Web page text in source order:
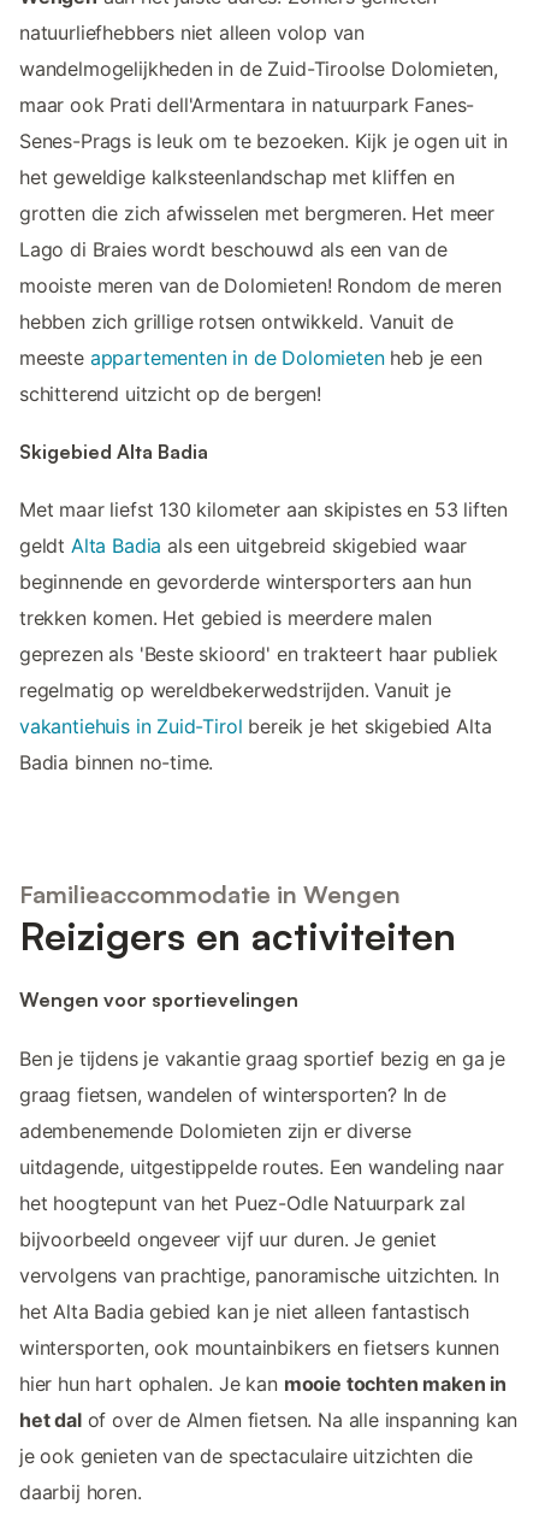
natuurliefhebbers niet alleen volop van
wandelmogelijkheden in de Zuid-Tiroolse Dolomieten,
maar ook Prati dell'Armentara in natuurpark Fanes-
Senes-Prags is leuk om te bezoeken. Kijk je ogen uit in
het geweldige kalksteenlandschap met kliffen en
grotten die zich afwisselen met bergmeren. Het meer
Lago di Braies wordt beschouwd als een van de
mooiste meren van de Dolomieten! Rondom de meren
hebben zich grillige rotsen ontwikkeld. Vanuit de
meeste appartementen in de Dolomietenheb je een
schitterend uitzicht op de bergen!
Skigebied Alta Badia
Met maar liefst 130 kilometer aan skipistes en 53 liften
geldt Alta Badia als een uitgebreid skigebied waar
beginnende en gevorderde wintersporters aan hun
trekken komen. Het gebied is meerdere malen
geprezen als 'Beste skioord' en trakteert haar publiek
regelmatig op wereldbekerwedstrijden. Vanuit je
vakantiehuis in Zuid-Tirol bereik je het skigebied Alta
Badia binnen no-time.
Familieaccommodatie in Wengen
Reizigers en activiteiten
Wengen voor sportievelingen
Ben je tijdens je vakantie graag sportief bezig en ga je
graag fietsen, wandelen of wintersporten? In de
adembenemende Dolomieten zijn er diverse
uitdagende, uitgestippelde routes. Een wandeling naar
het hoogtepunt van het Puez-Odle Natuurpark zal
bijvoorbeeld ongeveer vijf uur duren. Je geniet
vervolgens van prachtige, panoramische uitzichten. In
het Alta Badia gebied kan je niet alleen fantastisch
wintersporten, ook mountainbikers en fietsers kunnen
hier hun hart ophalen. Je kan mooie tochten maken in
het dalof over de Almen fietsen. Na alle inspanning kan
je ook genieten van de spectaculaire uitzichten die
daarbij horen.